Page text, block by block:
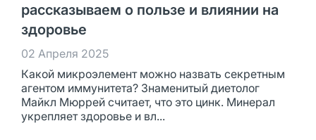
рассказываем о пользе и влиянии на
здоровье
02 Апреля 2025
Какой микроэлемент можно назвать секретным
агентом иммунитета? Знаменитый диетолог
Майкл Мюррей считает, что это цинк. Минерал
укрепляет здоровье и вл...